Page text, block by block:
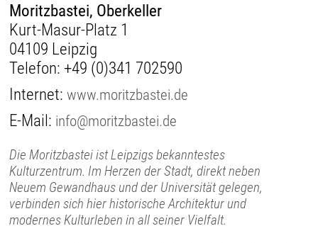
Moritzbastei, Oberkeller
Kurt-Masur-Platz 1
04109 Leipzig
Telefon: +49 (0)341 702590
Internet:www.moritzbastei.de
E-Mail: info@moritzbastei.de
Die Moritzbastei ist Leipzigs bekanntestes
Kulturzentrum. Im Herzen der Stadt, direkt neben
Neuem Gewandhaus und der Universität gelegen,
verbinden sich hier historische Architektur und
modernes Kulturleben in all seiner Vielfalt.